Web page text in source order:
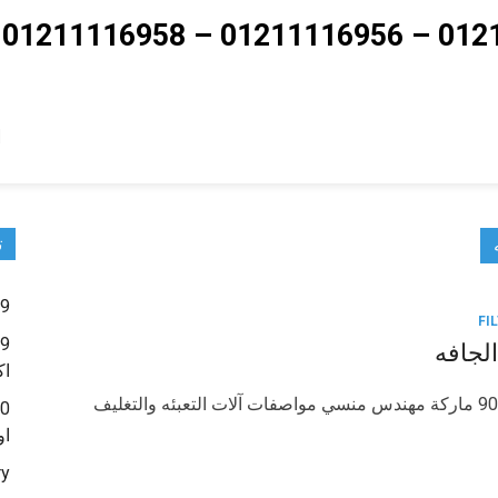
آلات التعبئه والتغليف الغذائيه والدوائيه الجافه موديل 904 ماركة مهندس منسي مواصفات آلات التعبئه والتغليف
9 – ماكينات تعبئة حبوب و حبيبات و بودر شديد النعومة